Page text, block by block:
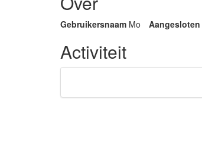
Gebruikersnaam Mo Aangesloten
Activiteit